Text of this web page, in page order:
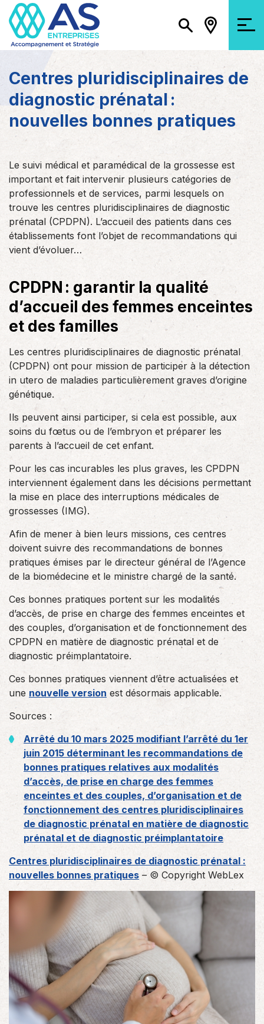
Centres pluridisciplinaires de
diagnostic prénatal :
nouvelles bonnes pratiques
Le suivi médical et paramédical de la grossesse est
important et fait intervenir plusieurs catégories de
professionnels et de services, parmi lesquels on
trouve les centres pluridisciplinaires de diagnostic
prénatal (CPDPN). L’accueil des patients dans ces
établissements font l’objet de recommandations qui
vient d’évoluer…
CPDPN : garantir la qualité
d’accueil des femmes enceintes
et des familles
Les centres pluridisciplinaires de diagnostic prénatal
(CPDPN) ont pour mission de participer à la détection
in utero de maladies particulièrement graves d’origine
génétique.
Ils peuvent ainsi participer, si cela est possible, aux
soins du fœtus ou de l’embryon et préparer les
parents à l’accueil de cet enfant.
Pour les cas incurables les plus graves, les CPDPN
interviennent également dans les décisions permettant
la mise en place des interruptions médicales de
grossesses (IMG).
Afin de mener à bien leurs missions, ces centres
doivent suivre des recommandations de bonnes
pratiques émises par le directeur général de l’Agence
de la biomédecine et le ministre chargé de la santé.
Ces bonnes pratiques portent sur les modalités
d’accès, de prise en charge des femmes enceintes et
des couples, d’organisation et de fonctionnement des
CPDPN en matière de diagnostic prénatal et de
diagnostic préimplantatoire.
Ces bonnes pratiques viennent d’être actualisées et
une nouvelle version est désormais applicable.
Sources :
Arrêté du 10 mars 2025 modifiant l’arrêté du 1er
juin 2015 déterminant les recommandations de
bonnes pratiques relatives aux modalités
d’accès, de prise en charge des femmes
enceintes et des couples, d’organisation et de
fonctionnement des centres pluridisciplinaires
de diagnostic prénatal en matière de diagnostic
prénatal et de diagnostic préimplantatoire
Centres pluridisciplinaires de diagnostic prénatal :
nouvelles bonnes pratiques – © Copyright WebLex